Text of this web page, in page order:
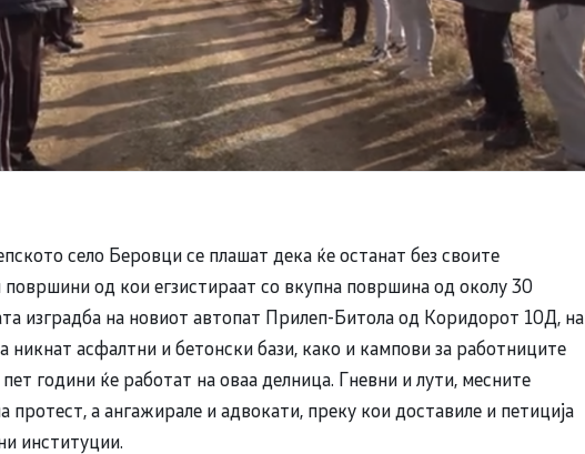
село Беровци се плашат дека ќе останат без своите
површини од кои егзистираат со вкупна површина од околу 30
изградба на новиот автопат Прилеп-Битола од Коридорот 10Д, на
никнат асфалтни и бетонски бази, како и кампови за работниците
години ќе работат на оваа делница. Гневни и лути, месните
протест, а ангажирале и адвокати, преку кои доставиле и петиција
институции.